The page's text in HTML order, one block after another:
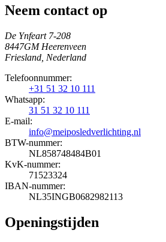
Neem contact op
De Ynfeart 7-208
8447GM Heerenveen
Friesland, Nederland
Telefoonnummer:
+31 51 32 10 111
Whatsapp:
31 51 32 10 111
E-mail:
info@meiposledverlichting.nl
BTW-nummer:
NL858748484B01
KvK-nummer:
71523324
IBAN-nummer:
NL35INGB0682982113
Openingstijden